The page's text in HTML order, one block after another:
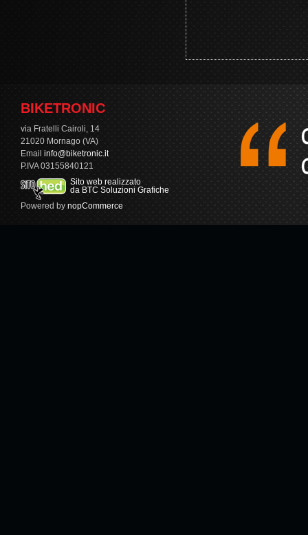
BIKETRONIC
via Fratelli Cairoli, 14
21020 Mornago (VA)
Email info@biketronic.it
P.IVA 03155840121
Sito web realizzato
da BTC Soluzioni Grafiche
Powered by nopCommerce